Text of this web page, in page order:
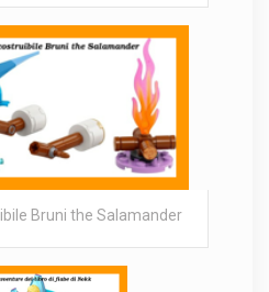
Bruni the Salamander